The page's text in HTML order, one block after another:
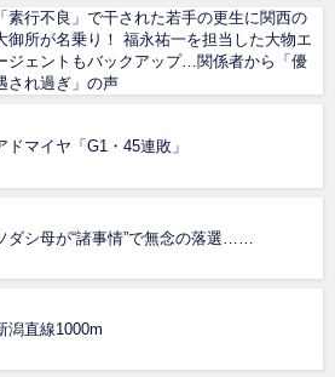
「素行不良」で干された若手の更生に関西の
御所が名乗り！ 福永祐一を担当した大物エ
ジェントもバックアップ…関係者から「優
され過ぎ」の声
ドマイヤ「G1・45連敗」
ダシ母が“諸事情”で無念の落選……
潟直線1000m